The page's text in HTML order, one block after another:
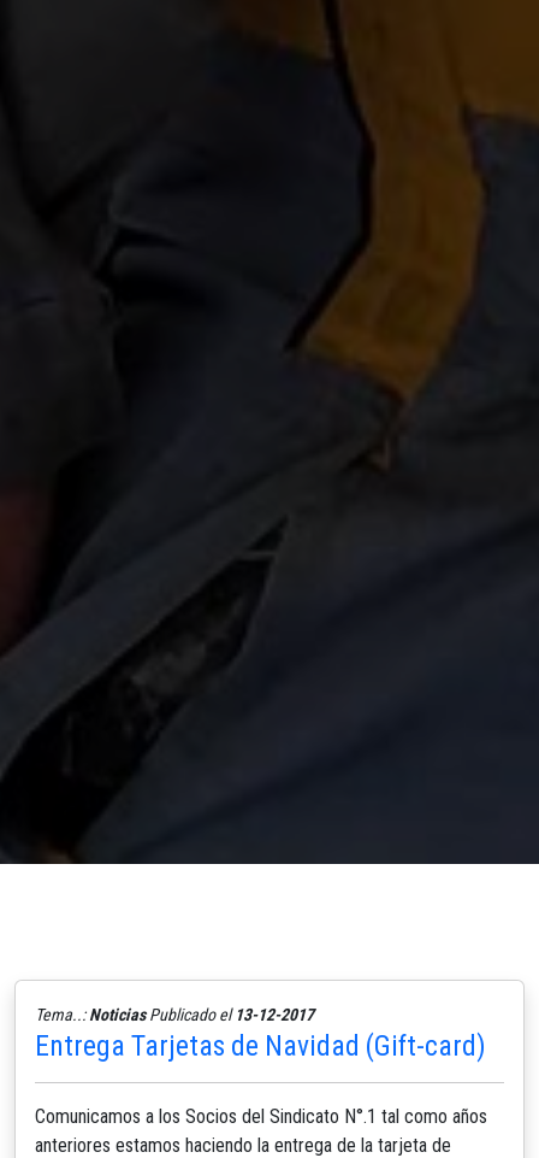
Tema..:NoticiasPublicado el 13-12-2017
Entrega Tarjetas de Navidad (Gift-card)
Comunicamos a los Socios del Sindicato N°.1 tal como años
anteriores estamos haciendo la entrega de la tarjeta de